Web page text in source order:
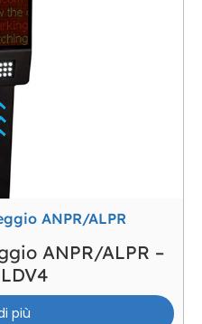
sistema di guida del
ANPR/ALPR
ANPR/ALPR –
più